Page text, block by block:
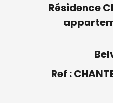
Résidence
Ref :